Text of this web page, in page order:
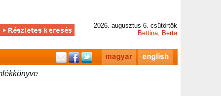
2026. augusztus 6. csütörtök
Bettina, Berta